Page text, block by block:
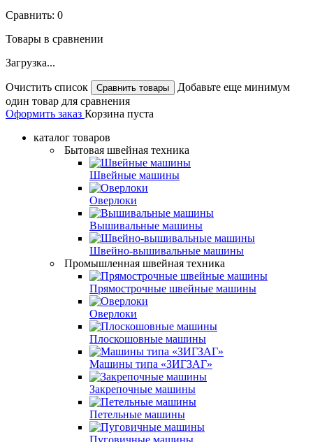
Сравнить: 0
Товары в сравнении
Загрузка...
Очистить список
Добавьте еще минимум
один товар для сравнения
Оформить заказ Корзина пуста
каталог товаров
Бытовая швейная техника
Швейные машины
Оверлоки
Вышивальные машины
Швейно-вышивальные машины
Промышленная швейная техника
Прямострочные швейные машины
Оверлоки
Плоскошовные машины
Машины типа «ЗИГЗАГ»
Закрепочные машины
Петельные машины
Пуговичные машины